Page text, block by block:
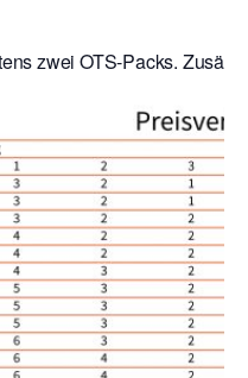
zwei OTS-Packs.